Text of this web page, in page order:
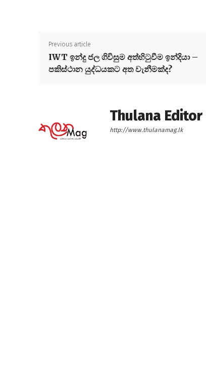
Previous article
IWT ඉන්දු ජල ගිවිසුම අත්හිටුවීම ඉන්දියා –
පකිස්ථාන යුද්ධයකට අත වැනීමක්ද?
Thulana Editor
http://www.thulanamag.lk